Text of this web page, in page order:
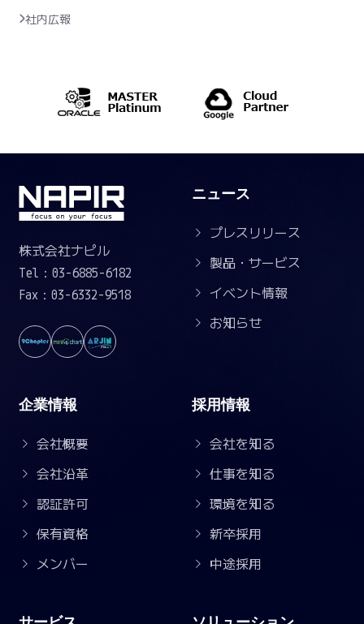
社内広報
株式会社ナピル
Tel：03-6885-6182
Fax：03-6332-9518
ニュース
プレスリリース
製品・サービス
イベント情報
お知らせ
企業情報
会社概要
会社沿革
認証許可
保有資格
メンバー
採用情報
会社を知る
仕事を知る
環境を知る
新卒採用
中途採用